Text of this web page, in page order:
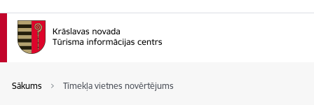
Sākums Tīmekļa vietnes novērtējums